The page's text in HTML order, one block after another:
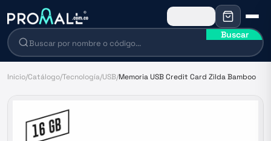
Buscar
Inicio/Catálogo/Tecnología/USB/Memoria USB Credit Card Zilda Bamboo